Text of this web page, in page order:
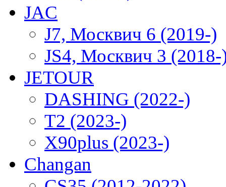
JAC
J7, Москвич 6 (2019-)
JS4, Москвич 3 (2018-
JETOUR
DASHING (2022-)
T2 (2023-)
X90plus (2023-)
Changan